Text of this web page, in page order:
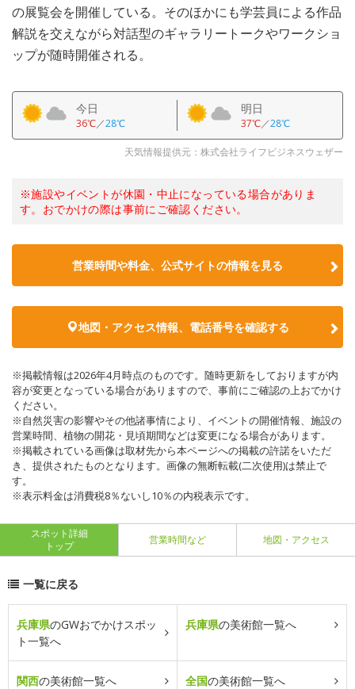
の展覧会を開催している。そのほかにも学芸員による作品
解説を交えながら対話型のギャラリートークやワークショ
ップが随時開催される。
今日
36℃／28℃
明日
37℃／28℃
天気情報提供元：株式会社ライフビジネスウェザー
※施設やイベントが休園・中止になっている場合がありま
す。おでかけの際は事前にご確認ください。
営業時間や料金、公式サイトの情報を見る
地図・アクセス情報、電話番号を確認する
※掲載情報は2026年4月時点のものです。随時更新をしておりますが内
容が変更となっている場合がありますので、事前にご確認の上おでかけ
ください。
※自然災害の影響やその他諸事情により、イベントの開催情報、施設の
営業時間、植物の開花・見頃期間などは変更になる場合があります。
※掲載されている画像は取材先から本ページへの掲載の許諾をいただ
き、提供されたものとなります。画像の無断転載(二次使用)は禁止で
す。
※表示料金は消費税8％ないし10％の内税表示です。
スポット詳細
トップ
営業時間など 地図・アクセス
一覧に戻る
兵庫県のGWおでかけスポッ
ト一覧へ
兵庫県の美術館一覧へ
関西の美術館一覧へ 全国の美術館一覧へ